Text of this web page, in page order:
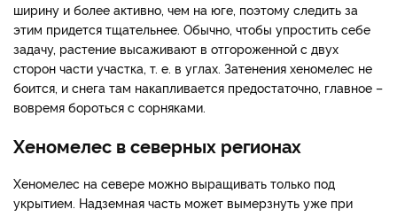
ширину и более активно, чем на юге, поэтому следить за
этим придется тщательнее. Обычно, чтобы упростить себе
задачу, растение высаживают в отгороженной с двух
сторон части участка, т. е. в углах. Затенения хеномелес не
боится, и снега там накапливается предостаточно, главное –
вовремя бороться с сорняками.
Хеномелес в северных регионах
Хеномелес на севере можно выращивать только под
укрытием. Надземная часть может вымерзнуть уже при